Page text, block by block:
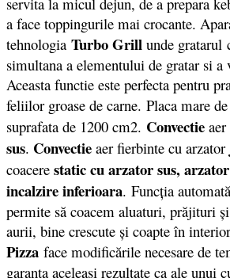
a face toppingurile mai crocante.
tehnologia Turbo Grill unde gratarul
simultana a elementului de gratar si
Aceasta functie este perfecta pentru
feliilor groase de carne. Placa mare de
suprafata de 1200 cm2. Convectie
sus. Convectie aer fierbinte cu arzator
coacere static cu arzator sus,
incalzire inferioara. Funcţia automată
permite să coacem aluaturi, prăjituri
aurii, bine crescute şi coapte în
Pizza face modificările necesare de
garanta aceleaşi rezultate ca ale unui